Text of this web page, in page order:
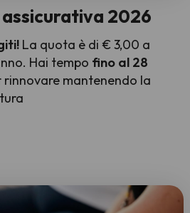
2026
La quota è di € 3,00 a
Hai tempo fino al 28
rinnovare mantenendo la